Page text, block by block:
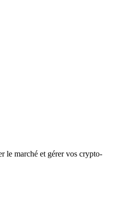
le marché et gérer vos crypto-